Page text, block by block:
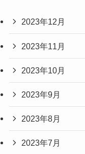
2023年12月
2023年11月
2023年10月
2023年9月
2023年8月
2023年7月